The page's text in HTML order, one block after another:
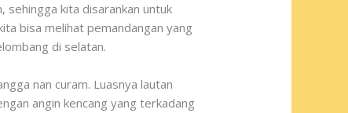
sehingga kita disarankan untuk
bisa melihat pemandangan yang
di selatan.
nan curam. Luasnya lautan
angin kencang yang terkadang